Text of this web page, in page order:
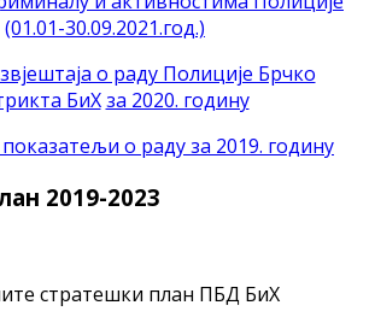
(01.01-30.09.2021.год.)
о раду Полиције Брчко
БиХ за 2020. годину
о раду за 2019. годину
2019-2023
стратешки план ПБД БиХ